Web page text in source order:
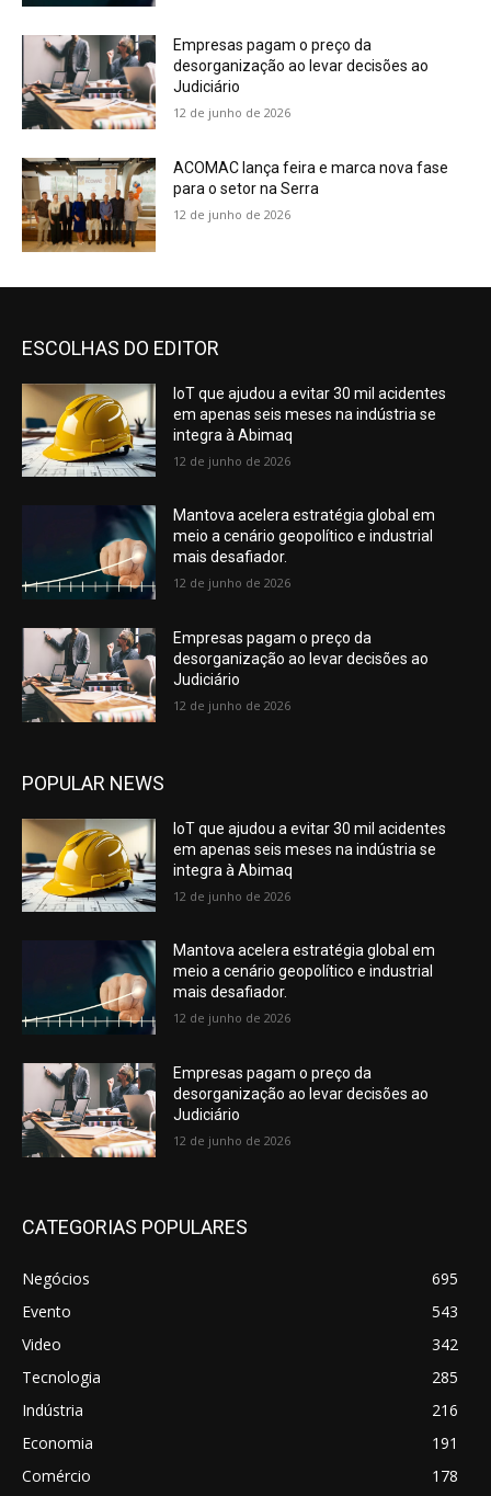
Empresas pagam o preço da
desorganização ao levar decisões ao
Judiciário
12 de junho de 2026
ACOMAC lança feira e marca nova fase
para o setor na Serra
12 de junho de 2026
ESCOLHAS DO EDITOR
IoT que ajudou a evitar 30 mil acidentes
em apenas seis meses na indústria se
integra à Abimaq
12 de junho de 2026
Mantova acelera estratégia global em
meio a cenário geopolítico e industrial
mais desafiador.
12 de junho de 2026
Empresas pagam o preço da
desorganização ao levar decisões ao
Judiciário
12 de junho de 2026
POPULAR NEWS
IoT que ajudou a evitar 30 mil acidentes
em apenas seis meses na indústria se
integra à Abimaq
12 de junho de 2026
Mantova acelera estratégia global em
meio a cenário geopolítico e industrial
mais desafiador.
12 de junho de 2026
Empresas pagam o preço da
desorganização ao levar decisões ao
Judiciário
12 de junho de 2026
CATEGORIAS POPULARES
Negócios
695
Evento
543
Video
342
Tecnologia
285
Indústria
216
Economia
191
Comércio
178